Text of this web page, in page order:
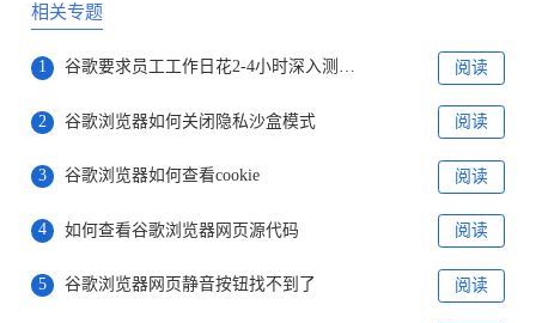
相关专题
1 谷歌要求员工工作日花2-4小时深入测试Bard 阅读
2 谷歌浏览器如何关闭隐私沙盒模式 阅读
3 谷歌浏览器如何查看cookie 阅读
4 如何查看谷歌浏览器网页源代码 阅读
5 谷歌浏览器网页静音按钮找不到了 阅读